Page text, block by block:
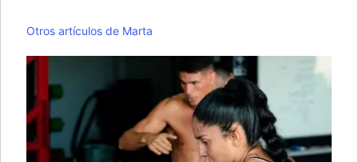
Otros artículos de Marta